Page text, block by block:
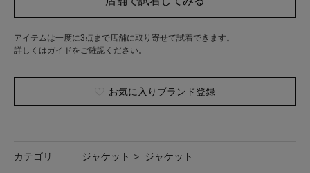
アイテムは一度に3点まで店舗に取り寄せて試着できます。
詳しくはガイド をご確認ください。
お気に入りブランド登録
カテゴリ ジャケット > ジャケット